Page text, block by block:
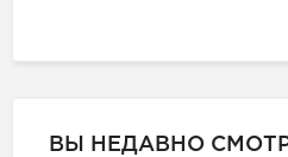
ВЫ НЕДАВНО